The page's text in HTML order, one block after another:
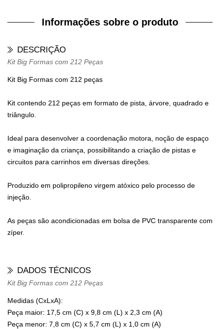
Informações sobre o produto
DESCRIÇÃO
Kit Big Formas com 212 Peças
Kit Big Formas com 212 peças
Kit contendo 212 peças em formato de pista, árvore, quadrado e
triângulo.
Ideal para desenvolver a coordenação motora, noção de espaço
e imaginação da criança, possibilitando a criação de pistas e
circuitos para carrinhos em diversas direções.
Produzido em polipropileno virgem atóxico pelo processo de
injeção.
As peças são acondicionadas em bolsa de PVC transparente com
zíper.
DADOS TÉCNICOS
Kit Big Formas com 212 Peças
Medidas (CxLxA):
Peça maior: 17,5 cm (C) x 9,8 cm (L) x 2,3 cm (A)
Peça menor: 7,8 cm (C) x 5,7 cm (L) x 1,0 cm (A)